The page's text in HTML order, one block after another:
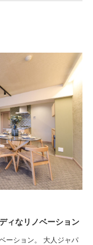
ィなリノベーション
ーション。 大人ジャパ